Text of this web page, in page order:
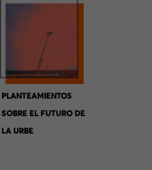
PLANTEAMIENTOS
SOBRE EL FUTURO DE
LA URBE